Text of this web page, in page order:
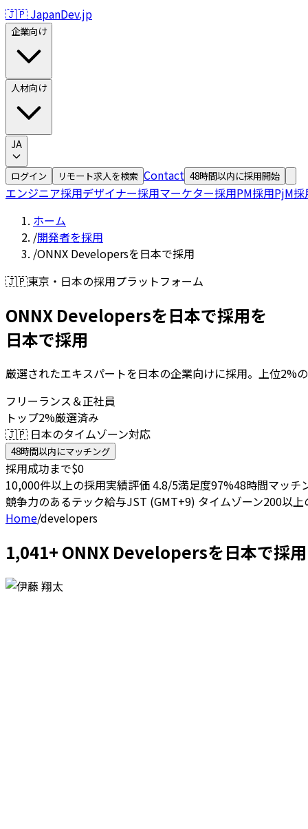
🇯🇵 JapanDev.jp
企業向け
人材向け
JA
ログイン リモート求人を検索 Contact 48時間以内に採用開始
エンジニア採用デザイナー採用マーケター採用PM採用PjM採
ホーム
/開発者を採用
/ONNX Developersを日本で採用
🇯🇵東京・日本の採用プラットフォーム
ONNX Developersを日本で採用を
日本で採用
厳選されたエキスパートを日本の企業向けに採用。上位2%
フリーランス＆正社員
トップ2%厳選済み
🇯🇵 日本のタイムゾーン対応
48時間以内にマッチング
採用成功まで$0
10,000件以上の採用実績評価 4.8/5満足度97%48時間マッチ
競争力のあるテック給与JST (GMT+9) タイムゾーン200以上
Home/developers
1,041+ ONNX Developersを日本で採用